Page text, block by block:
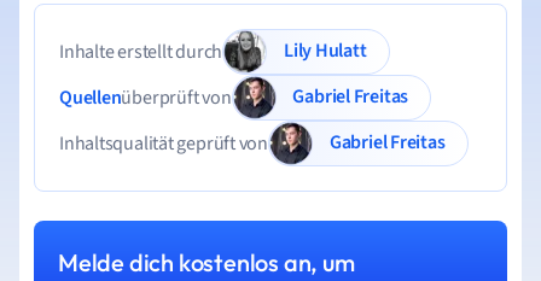
Inhalte erstellt durch
Lily Hulatt
Quellenüberprüft von
Gabriel Freitas
Inhaltsqualität geprüft von
Gabriel Freitas
Melde dich kostenlos an, um